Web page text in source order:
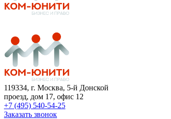
119334, г. Москва, 5-й Донской
проезд, дом 17, офис 12
+7 (495) 540-54-25
Заказать звонок